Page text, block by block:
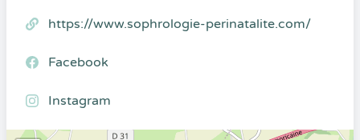
https://www.sophrologie-perinatalite.com/
Facebook
Instagram